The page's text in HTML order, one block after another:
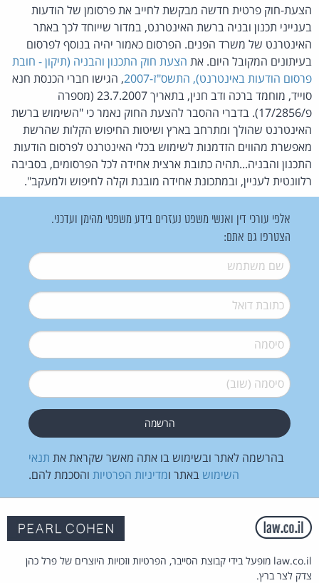
הצעת-חוק פרטית חדשה מבקשת לחייב את פרסומן של הודעות
בענייני תכנון ובניה ברשת האינטרנט, במדור שייוחד לכך באתר
האינטרנט של משרד הפנים. הפרסום כאמור יהיה בנוסף לפרסום
בעיתונים המקובל היום. את הצעת חוק התכנון והבניה (תיקון - חובת
פרסום הודעות באינטרנט), התשס"ז-2007
, הגישו חברי הכנסת חנא
סוייד, מוחמד ברכה ודב חנין, בתאריך 23.7.2007 (מספרה
פ/17/2856). בדברי ההסבר להצעת החוק נאמר כי "השימוש ברשת
האינטרנט שהולך ומתרחב בארץ ושיטות החיפוש הקלות שהרשת
מאפשרת מהווים הזדמנות לשימוש בכלי האינטרנט לפרסום הודעות
התכנון והבניה...תהיה כתובת ארצית אחידה לכל הפרסומים, בסביבה
רלוונטית לעניין, ובמתכונת אחידה מובנת וקלה לחיפוש ולמעקב".
אלפי עורכי דין ואנשי משפט נעזרים בידע משפטי מהימן ועדכני.
הצטרפו גם אתם:
שם משתמש*
דואל*
סיסמה*
סיסמה (שוב)*
בהרשמה לאתר ובשימוש בו אתה מאשר שקראת את תנאי
השימוש באתר ומדיניות הפרטיות והסכמת להם.
law.co.il מופעל בידי קבוצת הסייבר, הפרטיות וזכויות היוצרים של פרל כהן
צדק לצר ברץ.